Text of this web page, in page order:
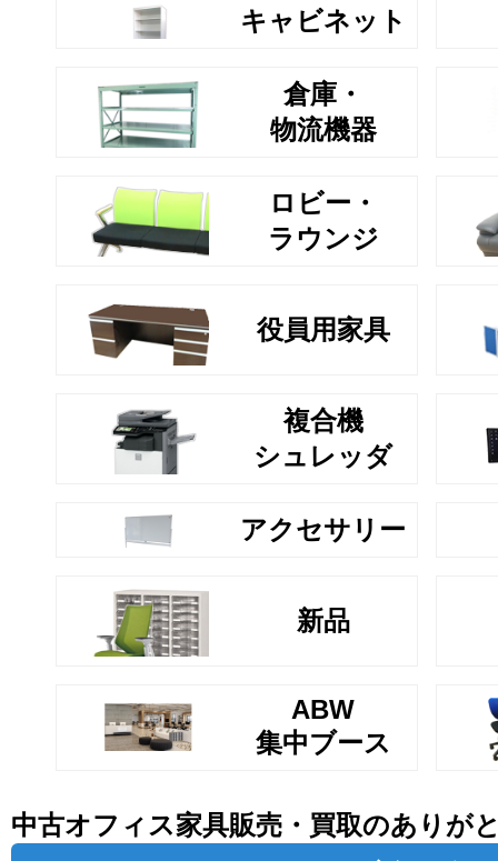
キャビネット
倉庫・
物流機器
ロビー・
ラウンジ
役員用家具
複合機
シュレッダ
アクセサリー
新品
ABW
集中ブース
中古オフィス家具販売・買取のありが